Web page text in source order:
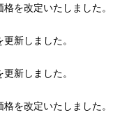
を改定いたしました。
新しました。
新しました。
を改定いたしました。